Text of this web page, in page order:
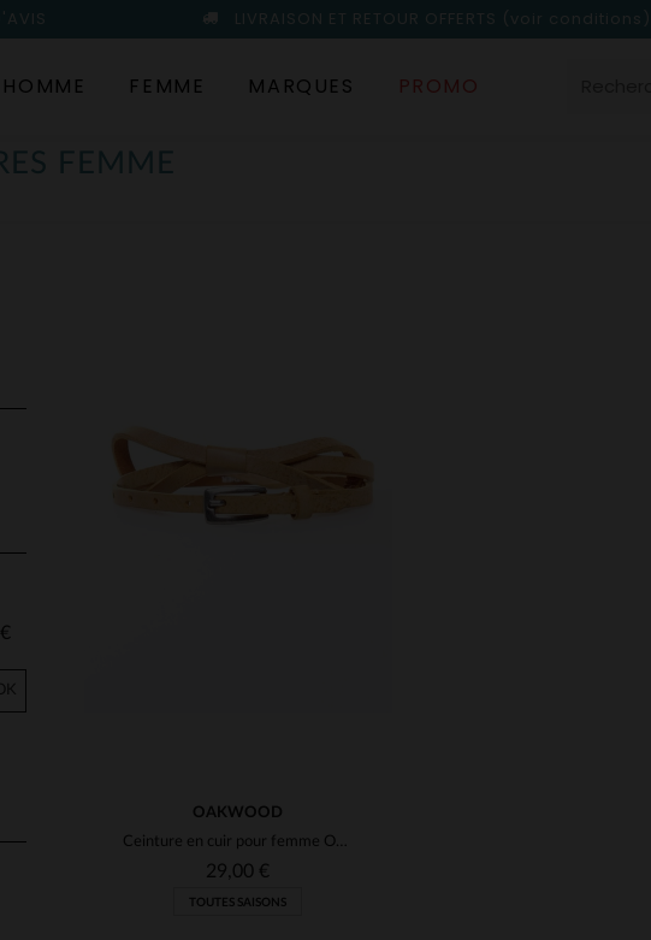
LIVRAISON ET RETOUR OFFERTS (voir conditions)
HOMME FEMME MARQUES PROMO
FEMME
€
OAKWOOD
Ceinture en cuir pour femme Oakwood jaune
29,00 €
TOUTES SAISONS